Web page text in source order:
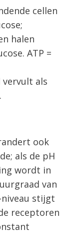
cellen
halen
ATP =
als
ook
als de pH
wordt in
van
stijgt
receptoren